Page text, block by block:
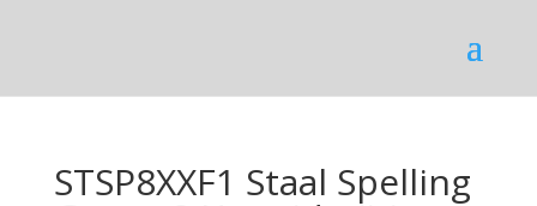
STSP8XXF1 Staal Spelling